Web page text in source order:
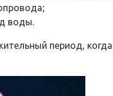
воды.
период,